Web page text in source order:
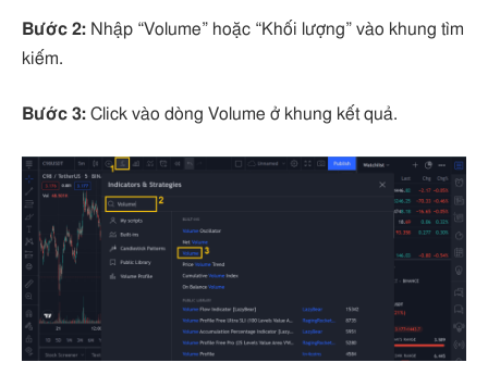
Bước 2: Nhập “Volume” hoặc “Khối lượng” vào khung tìm
kiếm.
Bước 3: Click vào dòng Volume ở khung kết quả.